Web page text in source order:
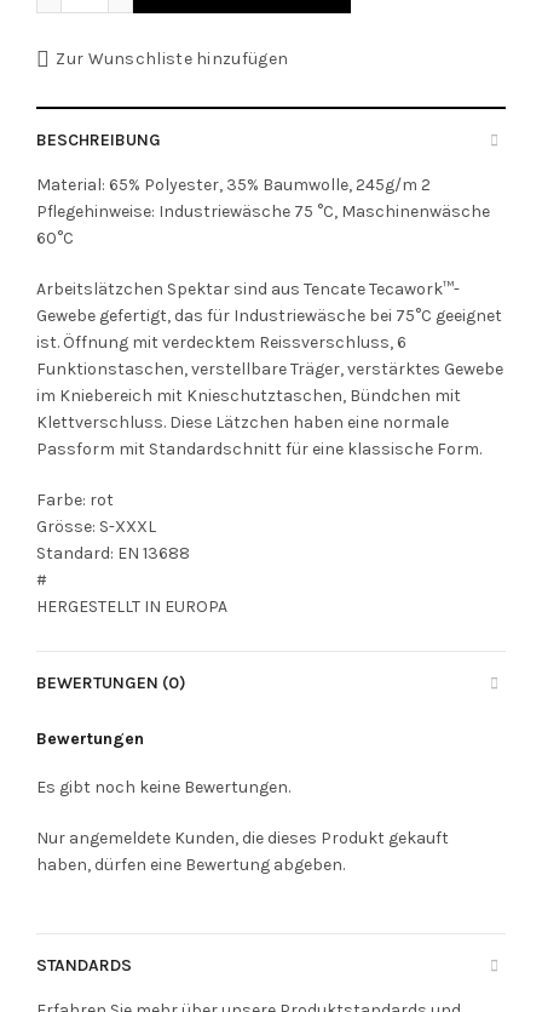
Zur Wunschliste hinzufügen
BESCHREIBUNG
Material: 65% Polyester, 35% Baumwolle, 245g/m 2
Pflegehinweise: Industriewäsche 75 °C, Maschinenwäsche
60°C
Arbeitslätzchen Spektar sind aus Tencate Tecawork™-
Gewebe gefertigt, das für Industriewäsche bei 75°C geeignet
ist. Öffnung mit verdecktem Reissverschluss, 6
Funktionstaschen, verstellbare Träger, verstärktes Gewebe
im Kniebereich mit Knieschutztaschen, Bündchen mit
Klettverschluss. Diese Lätzchen haben eine normale
Passform mit Standardschnitt für eine klassische Form.
Farbe: rot
Grösse: S-XXXL
Standard: EN 13688
#
HERGESTELLT IN EUROPA
BEWERTUNGEN (0)
Bewertungen
Es gibt noch keine Bewertungen.
Nur angemeldete Kunden, die dieses Produkt gekauft
haben, dürfen eine Bewertung abgeben.
STANDARDS